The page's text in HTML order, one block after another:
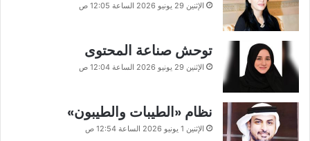
الإثنين 29 يونيو 2026 الساعة 12:05 ص
توحش صناعة المحتوى
الإثنين 29 يونيو 2026 الساعة 12:04 ص
نظام «الطيبات والطيبون»
الإثنين 1 يونيو 2026 الساعة 12:54 ص